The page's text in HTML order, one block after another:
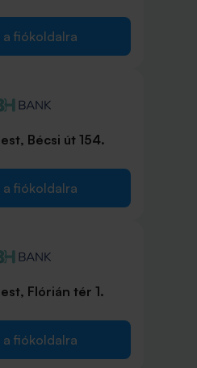
a fiókoldalra
Bécsi út 154.
a fiókoldalra
Flórián tér 1.
a fiókoldalra